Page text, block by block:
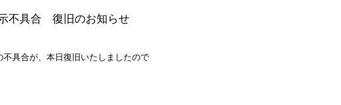
不具合 復旧のお知らせ
具合が、本日復旧いたしましたので